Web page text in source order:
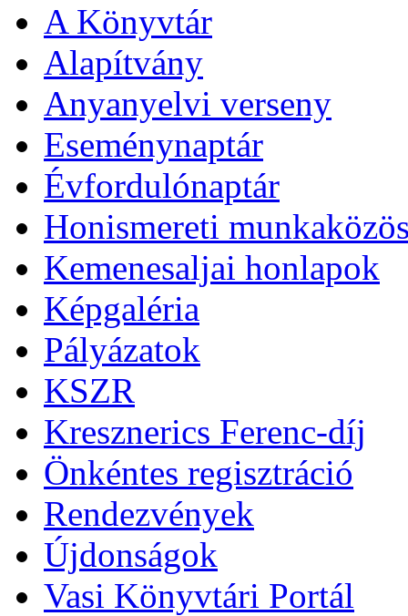
A Könyvtár
Alapítvány
Anyanyelvi verseny
Eseménynaptár
Évfordulónaptár
Honismereti
Kemenesaljai honlapok
Képgaléria
Pályázatok
KSZR
Kresznerics Ferenc-díj
Önkéntes regisztráció
Rendezvények
Újdonságok
Vasi Könyvtári Portál